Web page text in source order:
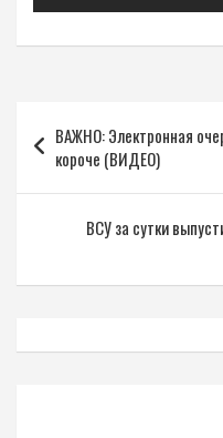
по
записям
ВАЖНО: Электронная
короче (ВИДЕО)
ВСУ за сутки